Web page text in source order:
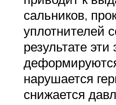
сальников,
уплотнителей
результате
нарушается
снижается